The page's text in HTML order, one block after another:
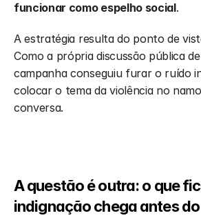
funcionar como espelho social.
A estratégia resulta do ponto de
Como a própria discussão pública
campanha conseguiu furar o ruído
colocar o tema da violência no
conversa.
A questão é outra: o que
indignação chega antes